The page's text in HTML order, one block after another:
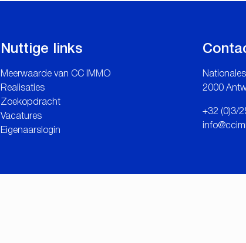
Nuttige links
Meerwaarde van CC IMMO
Realisaties
Zoekopdracht
Vacatures
Eigenaarslogin
2000
+32 (0)3/